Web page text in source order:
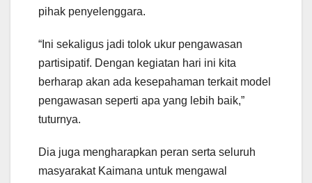
pihak penyelenggara.
“Ini sekaligus jadi tolok ukur pengawasan
partisipatif. Dengan kegiatan hari ini kita
berharap akan ada kesepahaman terkait model
pengawasan seperti apa yang lebih baik,”
tuturnya.
Dia juga mengharapkan peran serta seluruh
masyarakat Kaimana untuk mengawal